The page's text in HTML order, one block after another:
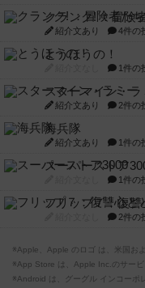
クランク! ：冒険
紹介文あり 4件の
とうほうの！
1件の
スターマイン・
紹介文あり 2件の
海兵隊
紹介文あり 1件の
スーパーストア
1件の
フリップ７：復讐
2件の
※Apple、Apple のロゴ は、米国お
※App Store は、Apple Inc.のサービ
※Android は、グーグル インコーポ